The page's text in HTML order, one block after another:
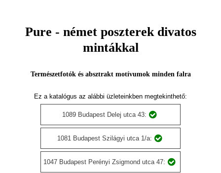
Pure - német poszterek divatos
mintákkal
Természetfotók és absztrakt motívumok minden falra
Ez a katalógus az alábbi üzleteinkben megtekinthető:
1089 Budapest Delej utca 43:
1081 Budapest Szilágyi utca 1/a:
1047 Budapest Perényi Zsigmond utca 47: